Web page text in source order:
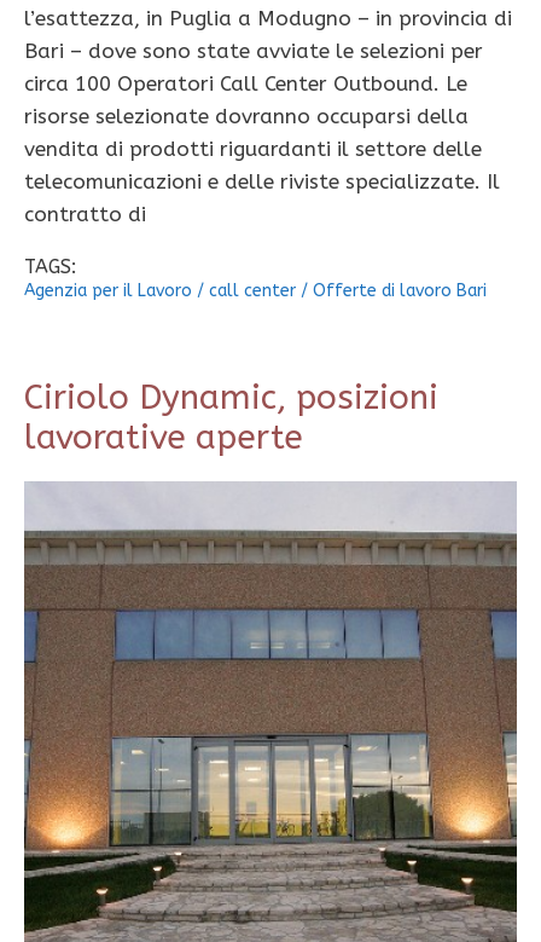
l’esattezza, in Puglia a Modugno – in provincia di
Bari – dove sono state avviate le selezioni per
circa 100 Operatori Call Center Outbound. Le
risorse selezionate dovranno occuparsi della
vendita di prodotti riguardanti il settore delle
telecomunicazioni e delle riviste specializzate. Il
contratto di
TAGS:
Agenzia per il Lavoro / call center / Offerte di lavoro Bari
Ciriolo Dynamic, posizioni
lavorative aperte